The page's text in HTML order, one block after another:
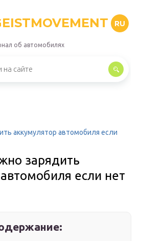
RU
об автомобилях
аккумулятор автомобиля если
зарядить
если нет